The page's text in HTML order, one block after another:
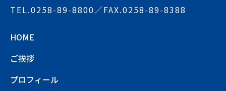
TEL.0258-89-8800／FAX.0258-89-8388
HOME
ご挨拶
プロフィール